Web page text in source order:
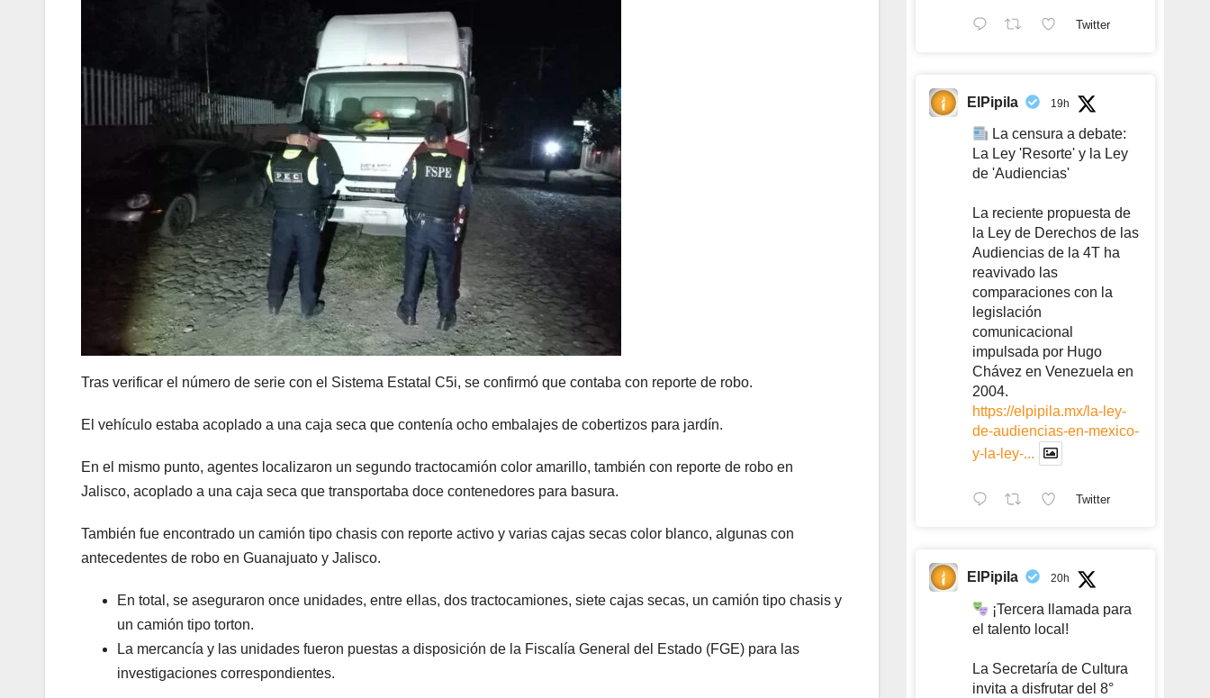
Tras verificar el número de serie con el Sistema Estatal C5i, se confirmó que contaba con reporte de robo.
El vehículo estaba acoplado a una caja seca que contenía ocho embalajes de cobertizos para jardín.
En el mismo punto, agentes localizaron un segundo tractocamión color amarillo, también con reporte de robo en
Jalisco, acoplado a una caja seca que transportaba doce contenedores para basura.
También fue encontrado un camión tipo chasis con reporte activo y varias cajas secas color blanco, algunas con
antecedentes de robo en Guanajuato y Jalisco.
En total, se aseguraron once unidades, entre ellas, dos tractocamiones, siete cajas secas, un camión tipo chasis y
un camión tipo torton.
La mercancía y las unidades fueron puestas a disposición de la Fiscalía General del Estado (FGE) para las
investigaciones correspondientes.
Twitter
ElPipila 19h
La censura a debate:
La Ley 'Resorte' y la Ley
de 'Audiencias'
La reciente propuesta de
la Ley de Derechos de las
Audiencias de la 4T ha
reavivado las
comparaciones con la
legislación
comunicacional
impulsada por Hugo
Chávez en Venezuela en
2004.
https://elpipila.mx/la-ley-
de-audiencias-en-mexico-
y-la-ley-...
Twitter
ElPipila 20h
¡Tercera llamada para
el talento local!
La Secretaría de Cultura
invita a disfrutar del 8°